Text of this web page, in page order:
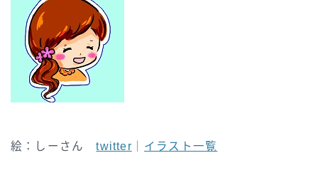
絵：しーさんtwitter イラスト一覧